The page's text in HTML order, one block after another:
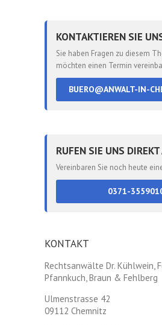
KONTAKTIEREN SIE
Sie haben Fragen zu diesem
möchten einen Termin
BUERO@ANWALT-IN-
RUFEN SIE UNS
Vereinbaren Sie noch heute
0371-
KONTAKT
Rechtsanwälte Dr. Kühlwein,
Pfannkuch, Braun & Fehlberg
Ulmenstrasse 42
09112 Chemnitz